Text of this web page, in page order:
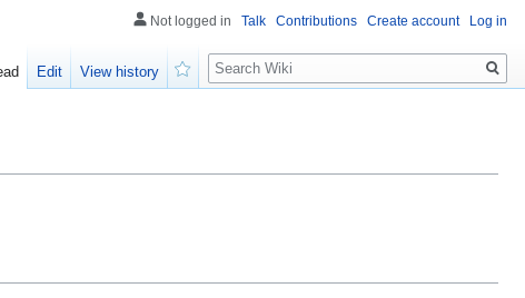
Not logged in Talk Contributions Create account Log in
Edit
View history
Search